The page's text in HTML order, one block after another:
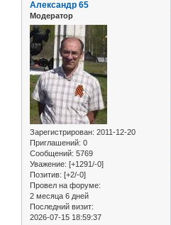
Александр 65
Модератор
Зарегистрирован: 2011-12-20
Приглашений: 0
Сообщений: 5769
Уважение: [+1291/-0]
Позитив: [+2/-0]
Провел на форуме:
2 месяца 6 дней
Последний визит:
2026-07-15 18:59:37